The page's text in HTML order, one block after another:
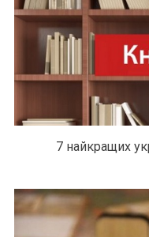
7 найкращих